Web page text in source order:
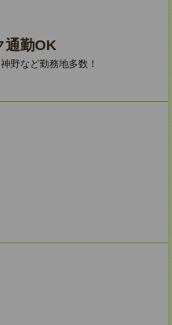
通勤OK
野など勤務地多数！